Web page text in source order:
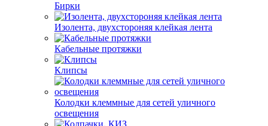
Бирки
Изолента, двухстороняя клейкая лента
Кабельные протяжки
Клипсы
Колодки клеммные для сетей уличного
освещения